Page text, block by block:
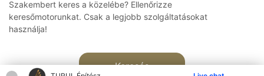
Szakembert keres a közelébe? Ellenőrizze
keresőmotorunkat. Csak a legjobb szolgáltatásokat
használja!
Keresés